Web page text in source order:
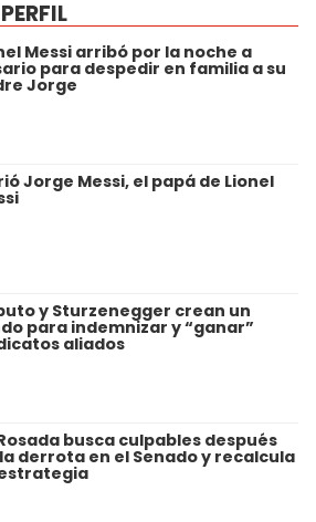
Messi arribó por la noche a
para despedir en familia a su
Jorge
Jorge Messi, el papá de Lionel
y Sturzenegger crean un
para indemnizar y “ganar”
aliados
busca culpables después
derrota en el Senado y recalcula